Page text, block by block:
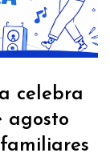
celebra
agosto